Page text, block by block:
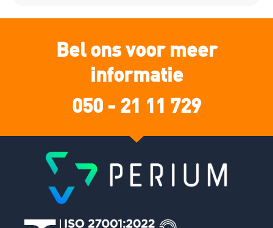
Bel ons voor meer
informatie
050 - 21 11 729